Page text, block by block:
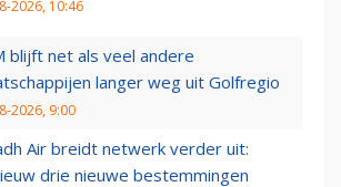
2026, 10:46
blijft net als veel andere
langer weg uit Golfregio
2026, 9:00
Air breidt netwerk verder uit:
drie nieuwe bestemmingen